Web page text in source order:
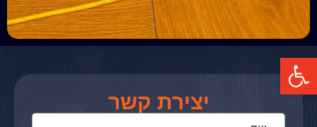
פתח סרגל נגישות
יצירת קשר